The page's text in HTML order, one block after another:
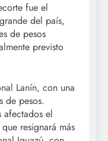
fue el
del país,
de pesos
previsto
Lanín, con una
de pesos.
afectados el
resignará más